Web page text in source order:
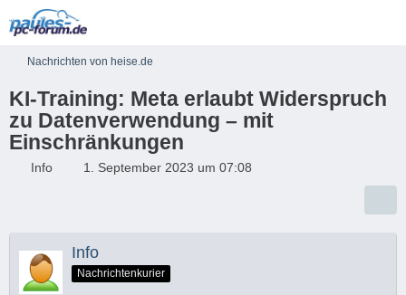
Nachrichten von heise.de
KI-Training: Meta erlaubt Widerspruch
zu Datenverwendung – mit
Einschränkungen
Info 1. September 2023 um 07:08
Info
Nachrichtenkurier